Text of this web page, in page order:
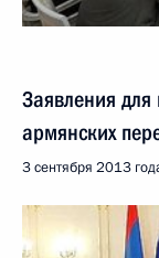
Заявления для
армянских
3 сентября 2013